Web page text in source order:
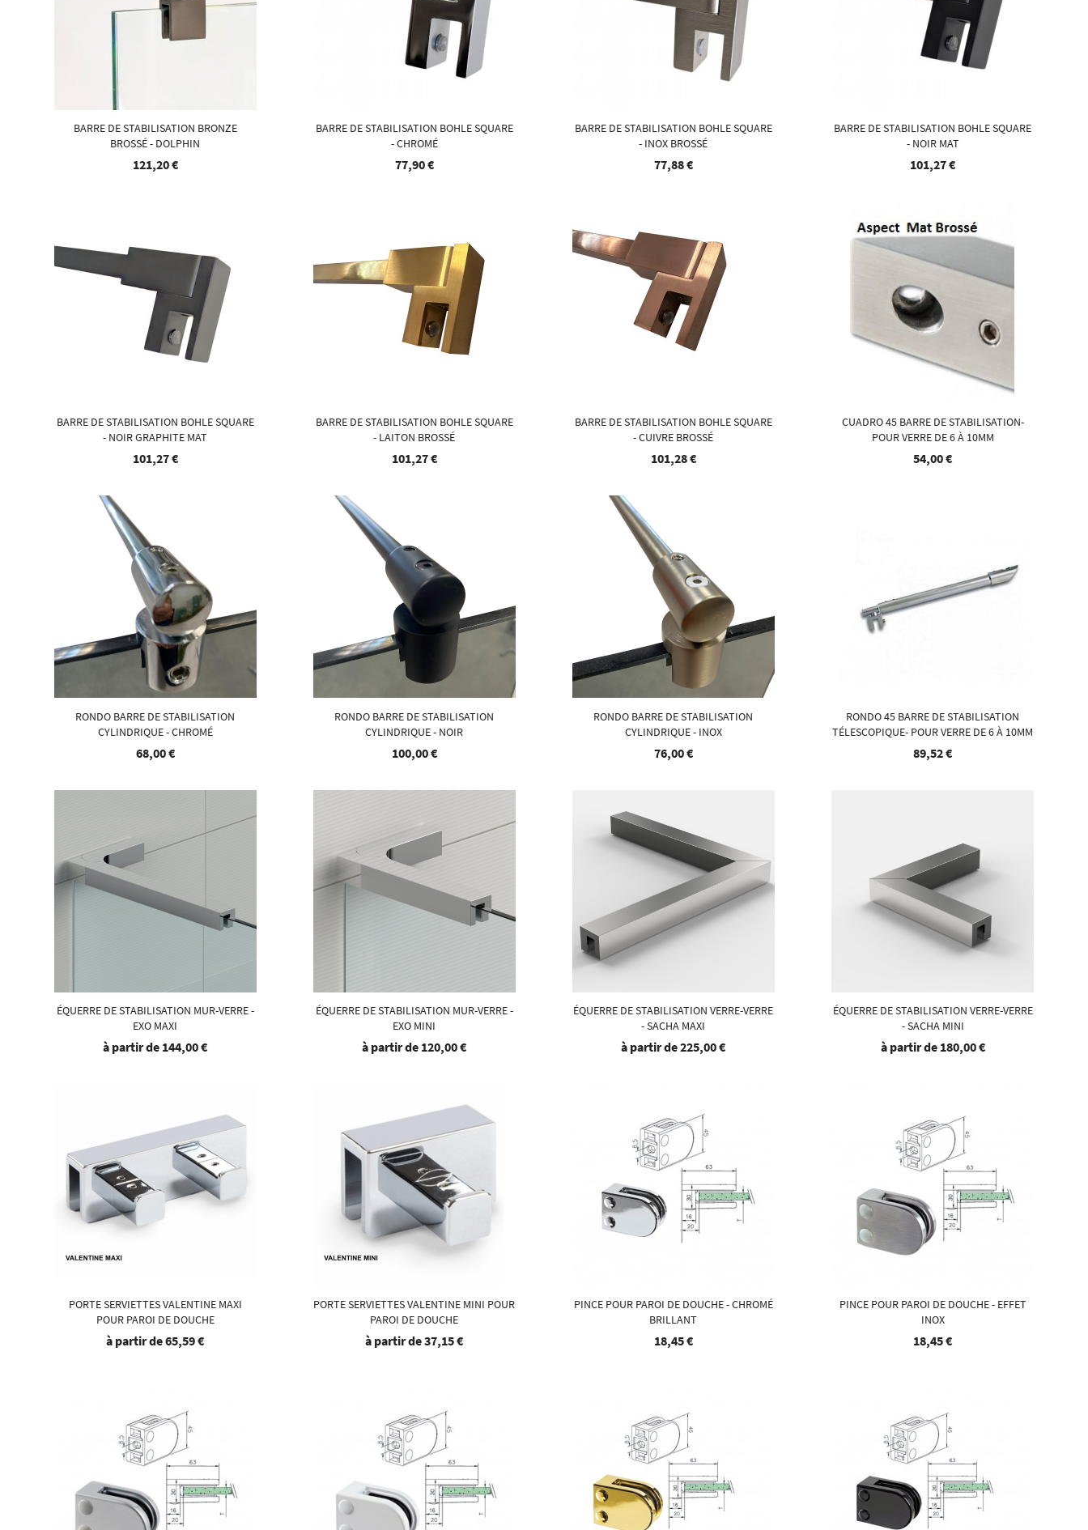
BARRE DE STABILISATION BRONZE
BROSSÉ - DOLPHIN
121,20 €
BARRE DE STABILISATION BOHLE SQUARE
- CHROMÉ
77,90 €
BARRE DE STABILISATION BOHLE SQUARE
- INOX BROSSÉ
77,88 €
BARRE DE STABILISATION BOHLE SQUARE
- NOIR MAT
101,27 €
BARRE DE STABILISATION BOHLE SQUARE
- NOIR GRAPHITE MAT
101,27 €
BARRE DE STABILISATION BOHLE SQUARE
- LAITON BROSSÉ
101,27 €
BARRE DE STABILISATION BOHLE SQUARE
- CUIVRE BROSSÉ
101,28 €
CUADRO 45 BARRE DE STABILISATION-
POUR VERRE DE 6 À 10MM
54,00 €
RONDO BARRE DE STABILISATION
CYLINDRIQUE - CHROMÉ
68,00 €
RONDO BARRE DE STABILISATION
CYLINDRIQUE - NOIR
100,00 €
RONDO BARRE DE STABILISATION
CYLINDRIQUE - INOX
76,00 €
RONDO 45 BARRE DE STABILISATION
TÉLESCOPIQUE- POUR VERRE DE 6 À 10MM
89,52 €
ÉQUERRE DE STABILISATION MUR-VERRE -
EXO MAXI
à partir de 144,00 €
ÉQUERRE DE STABILISATION MUR-VERRE -
EXO MINI
à partir de 120,00 €
ÉQUERRE DE STABILISATION VERRE-VERRE
- SACHA MAXI
à partir de225,00 €
ÉQUERRE DE STABILISATION VERRE-VERRE
- SACHA MINI
à partir de 180,00 €
PORTE SERVIETTES VALENTINE MAXI
POUR PAROI DE DOUCHE
à partir de65,59 €
PORTE SERVIETTES VALENTINE MINI POUR
PAROI DE DOUCHE
à partir de37,15 €
PINCE POUR PAROI DE DOUCHE - CHROMÉ
BRILLANT
18,45 €
PINCE POUR PAROI DE DOUCHE - EFFET
INOX
18,45 €